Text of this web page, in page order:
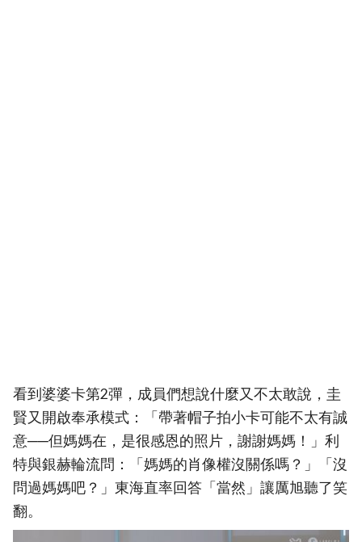
看到婆婆卡第2彈，成員們想說什麼又不太敢說，圭
賢又開啟奉承模式：「帶著帽子拍小卡可能不太有誠
意──但媽媽在，是很感恩的照片，謝謝媽媽！」利
特與銀赫輪流問：「媽媽的肖像權沒關係嗎？」「沒
問過媽媽吧？」東海直率回答「當然」讓厲旭聽了笑
翻。